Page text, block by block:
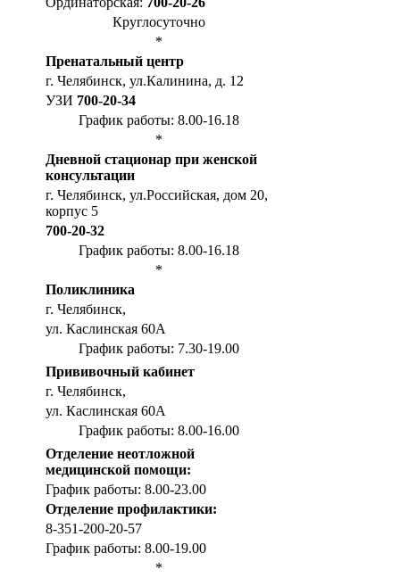
Круглосуточно
*
Пренатальный центр
г. Челябинск, ул.Калинина, д. 12
УЗИ 700-20-34
График работы: 8.00-16.18
*
Дневной стационар при женской
консультации
г. Челябинск, ул.Российская, дом 20,
корпус 5
700-20-32
График работы: 8.00-16.18
*
Поликлиника
г. Челябинск,
ул. Каслинская 60А
График работы: 7.30-19.00
Прививочный кабинет
г. Челябинск,
ул. Каслинская 60А
График работы: 8.00-16.00
Отделение неотложной
медицинской помощи:
График работы: 8.00-23.00
Отделение профилактики:
8-351-200-20-57
График работы: 8.00-19.00
*